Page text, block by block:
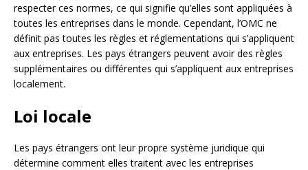
respecter ces normes, ce qui signifie qu’elles sont appliquées à
toutes les entreprises dans le monde. Cependant, l’OMC ne
définit pas toutes les règles et réglementations qui s’appliquent
aux entreprises. Les pays étrangers peuvent avoir des règles
supplémentaires ou différentes qui s’appliquent aux entreprises
localement.
Loi locale
Les pays étrangers ont leur propre système juridique qui
détermine comment elles traitent avec les entreprises